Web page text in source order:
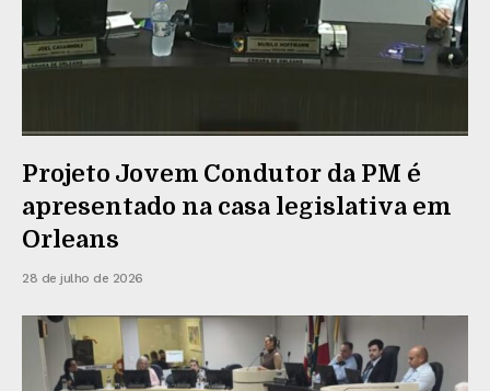
Projeto Jovem Condutor da PM é
apresentado na casa legislativa em
Orleans
28 de julho de 2026